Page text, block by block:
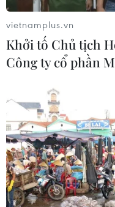
vietnamplus.vn
Khởi tố Chủ tịch
Công ty cổ phần